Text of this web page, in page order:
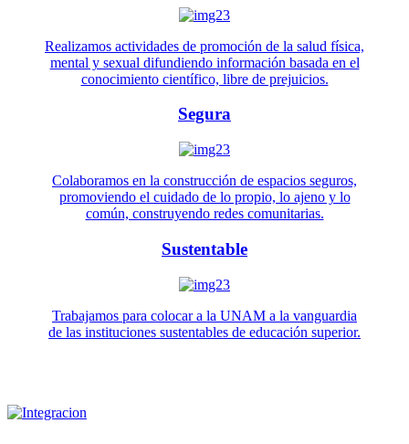
Realizamos actividades de promoción de la salud física,
mental y sexual difundiendo información basada en el
conocimiento científico, libre de prejuicios.
Segura
Colaboramos en la construcción de espacios seguros,
promoviendo el cuidado de lo propio, lo ajeno y lo
común, construyendo redes comunitarias.
Sustentable
Trabajamos para colocar a la UNAM a la vanguardia
de las instituciones sustentables de educación superior.